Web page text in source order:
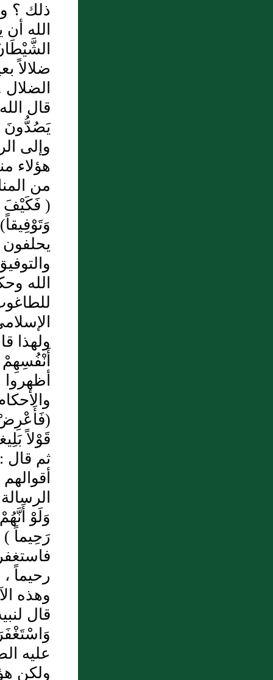
ذلك ؟
الله
ضلالاً
الضلال
قال
وإلى
هؤلاء
من
( فَكَيْفَ
يحلفون
الله
ولهذا
أظهروا
(فَأَعْرِضْ
قَوْلاً
ثم قال
وَلَوْ
رَحِيماً
رحيماً
وهذه
قال
عليه
ولكن